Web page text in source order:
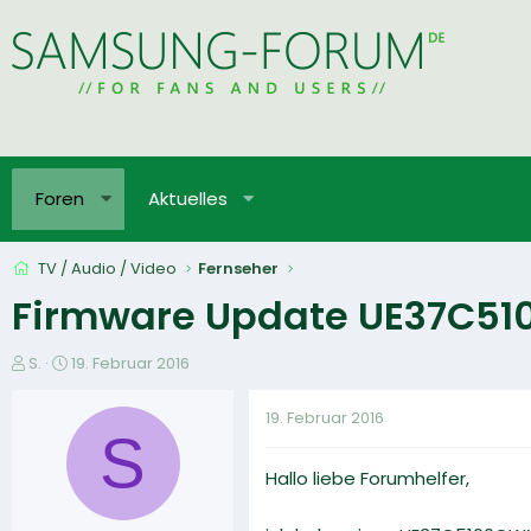
Foren Aktuelles
TV / Audio / Video Fernseher
Firmware Update
E
S.
E
t
l
19. Februar 2016
S
19. Februar 2016
Hallo liebe Forumhelfer,